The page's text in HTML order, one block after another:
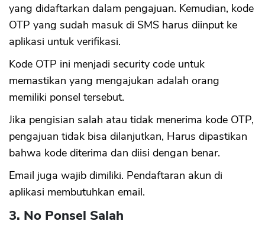
yang didaftarkan dalam pengajuan. Kemudian, kode
OTP yang sudah masuk di SMS harus diinput ke
aplikasi untuk verifikasi.
Kode OTP ini menjadi security code untuk
memastikan yang mengajukan adalah orang
memiliki ponsel tersebut.
Jika pengisian salah atau tidak menerima kode OTP,
pengajuan tidak bisa dilanjutkan, Harus dipastikan
bahwa kode diterima dan diisi dengan benar.
Email juga wajib dimiliki. Pendaftaran akun di
aplikasi membutuhkan email.
3. No Ponsel Salah